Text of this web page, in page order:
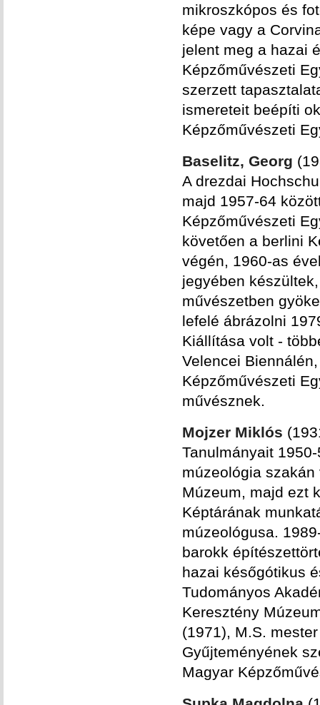
mikroszkópos és
képe vagy a
jelent meg a hazai
Képzőművészeti
szerzett
ismereteit beépíti
Képzőművészeti
Baselitz, Georg
A drezdai
majd 1957-64
Képzőművészeti
követően a berlini
végén, 1960-as
jegyében
művészetben
lefelé ábrázolni
Kiállítása volt -
Velencei
Képzőművészeti
művésznek.
Mojzer Miklós
Tanulmányait
múzeológia
Múzeum, majd ezt
Képtárának
múzeológusa.
barokk
hazai későgótikus
Tudományos
Keresztény
(1971), M.S.
Gyűjteményének
Magyar